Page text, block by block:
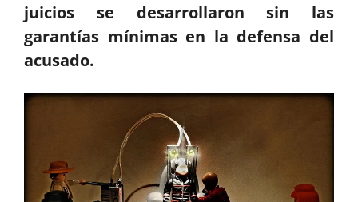
juicios se desarrollaron sin las
garantías mínimas en la defensa del
acusado.